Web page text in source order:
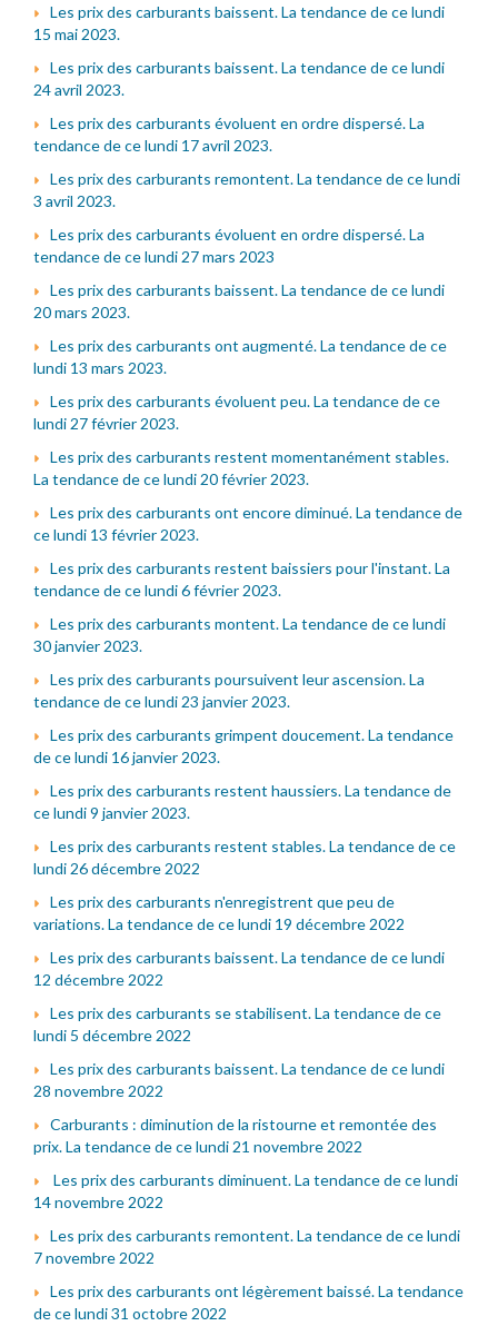
Les prix des carburants baissent. La tendance de ce lundi
15 mai 2023.
Les prix des carburants baissent. La tendance de ce lundi
24 avril 2023.
Les prix des carburants évoluent en ordre dispersé. La
tendance de ce lundi 17 avril 2023.
Les prix des carburants remontent. La tendance de ce lundi
3 avril 2023.
Les prix des carburants évoluent en ordre dispersé. La
tendance de ce lundi 27 mars 2023
Les prix des carburants baissent. La tendance de ce lundi
20 mars 2023.
Les prix des carburants ont augmenté. La tendance de ce
lundi 13 mars 2023.
Les prix des carburants évoluent peu. La tendance de ce
lundi 27 février 2023.
Les prix des carburants restent momentanément stables.
La tendance de ce lundi 20 février 2023.
Les prix des carburants ont encore diminué. La tendance de
ce lundi 13 février 2023.
Les prix des carburants restent baissiers pour l'instant. La
tendance de ce lundi 6 février 2023.
Les prix des carburants montent. La tendance de ce lundi
30 janvier 2023.
Les prix des carburants poursuivent leur ascension. La
tendance de ce lundi 23 janvier 2023.
Les prix des carburants grimpent doucement. La tendance
de ce lundi 16 janvier 2023.
Les prix des carburants restent haussiers. La tendance de
ce lundi 9 janvier 2023.
Les prix des carburants restent stables. La tendance de ce
lundi 26 décembre 2022
Les prix des carburants n'enregistrent que peu de
variations. La tendance de ce lundi 19 décembre 2022
Les prix des carburants baissent. La tendance de ce lundi
12 décembre 2022
Les prix des carburants se stabilisent. La tendance de ce
lundi 5 décembre 2022
Les prix des carburants baissent. La tendance de ce lundi
28 novembre 2022
Carburants : diminution de la ristourne et remontée des
prix. La tendance de ce lundi 21 novembre 2022
Les prix des carburants diminuent. La tendance de ce lundi
14 novembre 2022
Les prix des carburants remontent. La tendance de ce lundi
7 novembre 2022
Les prix des carburants ont légèrement baissé. La tendance
de ce lundi 31 octobre 2022